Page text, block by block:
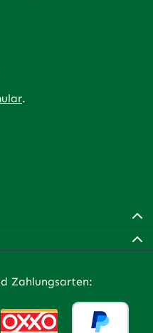
.
in neuem Tab
– öffnet in neuem Tab
auf LinkedIn – öffnet in
inspirieren – öffnet
mit uns auf Xing – öffnet
Videos auf YouTube
Zahlungsarten: